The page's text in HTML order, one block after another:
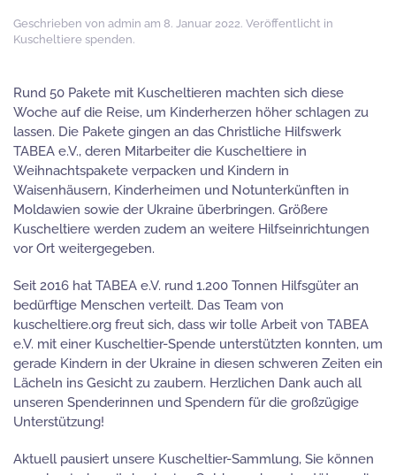
Geschrieben von admin am 8. Januar 2022. Veröffentlicht in
Kuscheltiere spenden.
Rund 50 Pakete mit Kuscheltieren machten sich diese
Woche auf die Reise, um Kinderherzen höher schlagen zu
lassen. Die Pakete gingen an das Christliche Hilfswerk
TABEA e.V., deren Mitarbeiter die Kuscheltiere in
Weihnachtspakete verpacken und Kindern in
Waisenhäusern, Kinderheimen und Notunterkünften in
Moldawien sowie der Ukraine überbringen. Größere
Kuscheltiere werden zudem an weitere Hilfseinrichtungen
vor Ort weitergegeben.
Seit 2016 hat TABEA e.V. rund 1.200 Tonnen Hilfsgüter an
bedürftige Menschen verteilt. Das Team von
kuscheltiere.org freut sich, dass wir tolle Arbeit von TABEA
e.V. mit einer Kuscheltier-Spende unterstützten konnten, um
gerade Kindern in der Ukraine in diesen schweren Zeiten ein
Lächeln ins Gesicht zu zaubern. Herzlichen Dank auch all
unseren Spenderinnen und Spendern für die großzügige
Unterstützung!
Aktuell pausiert unsere Kuscheltier-Sammlung, Sie können